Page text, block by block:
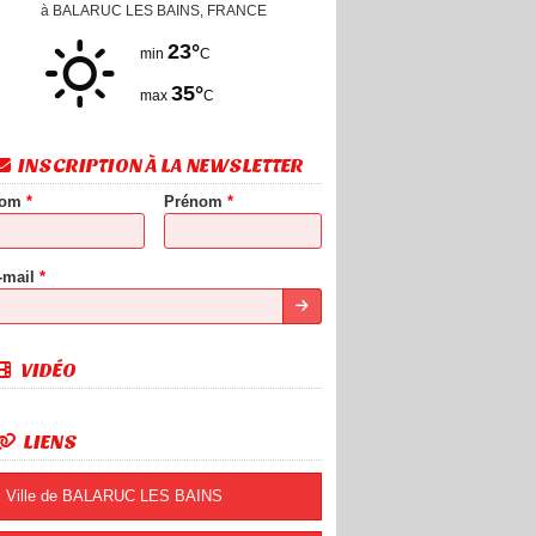
à BALARUC LES BAINS, FRANCE
min23°C
max35°C
INSCRIPTION À LA NEWSLETTER
* Prénom *
mail *
VIDÉO
LIENS
Ville de BALARUC LES BAINS